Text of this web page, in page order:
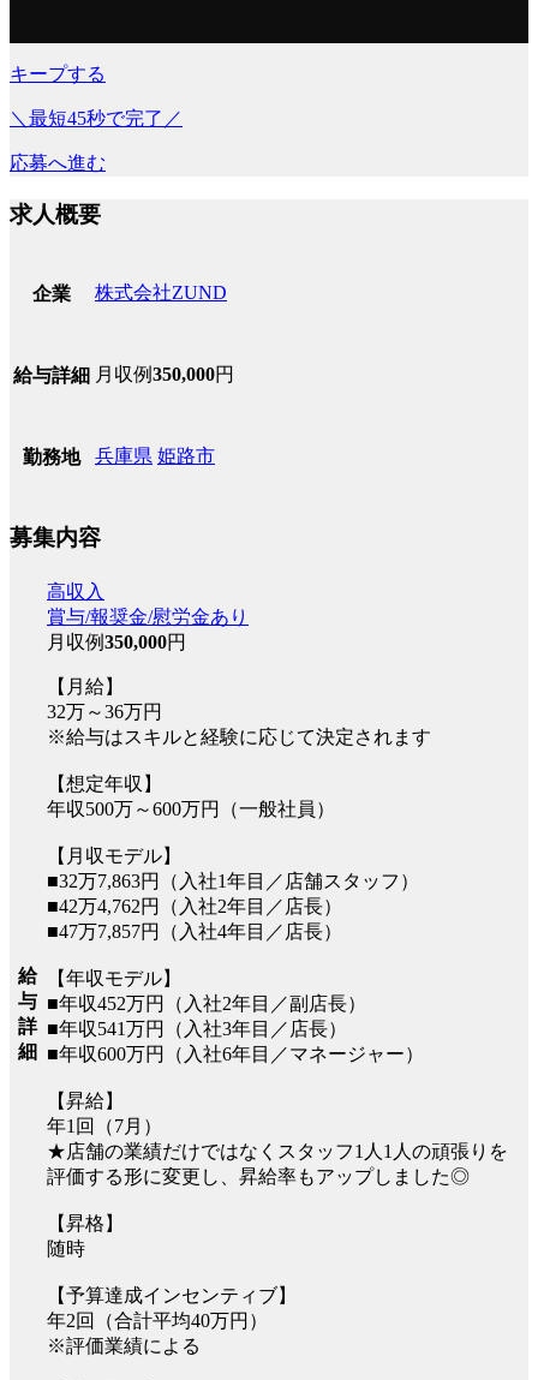
キープする
＼最短45秒で完了／
応募へ進む
求人概要
企業 株式会社ZUND
給与詳細 月収例350,000円
勤務地 兵庫県 姫路市
募集内容
給
与
詳
細
高収入
賞与/報奨金/慰労金あり
月収例350,000円
【月給】
32万～36万円
※給与はスキルと経験に応じて決定されます
【想定年収】
年収500万～600万円（一般社員）
【月収モデル】
■32万7,863円（入社1年目／店舗スタッフ）
■42万4,762円（入社2年目／店長）
■47万7,857円（入社4年目／店長）
【年収モデル】
■年収452万円（入社2年目／副店長）
■年収541万円（入社3年目／店長）
■年収600万円（入社6年目／マネージャー）
【昇給】
年1回（7月）
★店舗の業績だけではなくスタッフ1人1人の頑張りを
評価する形に変更し、昇給率もアップしました◎
【昇格】
随時
【予算達成インセンティブ】
年2回（合計平均40万円）
※評価業績による